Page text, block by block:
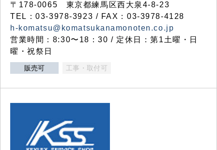
〒178-0065 東京都練馬区西大泉4-8-23
TEL：03-3978-3923 / FAX：03-3978-4128
h-komatsu@komatsukanamonoten.co.jp
営業時間：8:30〜18：30 / 定休日：第1土曜・日
曜・祝祭日
販売可 工事・取付可